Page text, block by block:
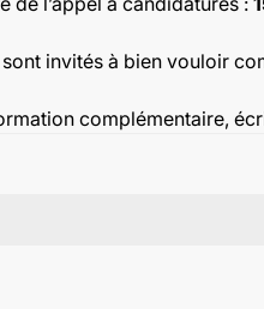
invités à bien vouloir
complémentaire,